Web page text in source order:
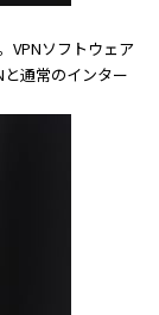
VPNソフトウェア
通常のインター